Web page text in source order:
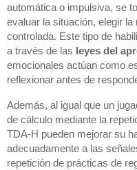
automática o impulsiva, se
evaluar la situación, elegir
controlada. Este tipo de
a través de las leyes del
emocionales actúan como
reflexionar antes de
Además, al igual que un
de cálculo mediante la
TDA-H pueden mejorar su
adecuadamente a las
repetición de prácticas de